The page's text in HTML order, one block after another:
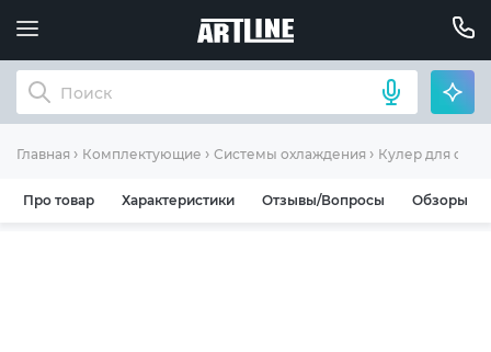
Главная Комплектующие Системы охлаждения Кулер для
Про товар Характеристики Отзывы/Вопросы Обзоры